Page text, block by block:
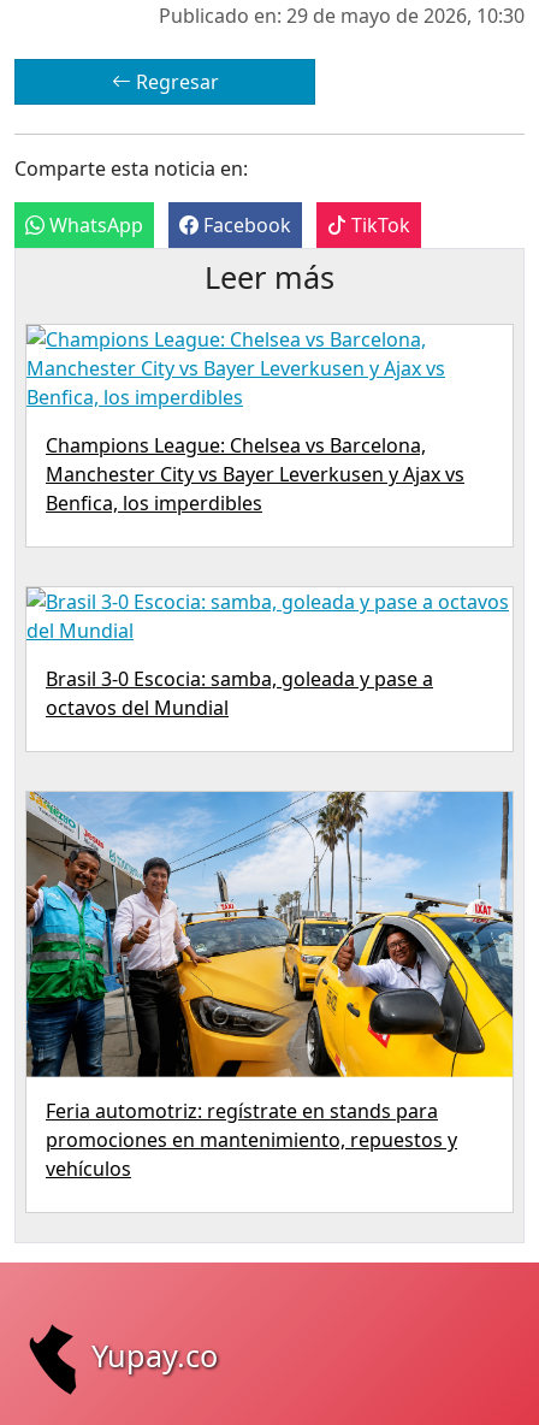
Publicado en: 29 de mayo de 2026, 10:30
Regresar
Comparte esta noticia en:
WhatsApp Facebook TikTok
Leer más
Champions League: Chelsea vs Barcelona,
Manchester City vs Bayer Leverkusen y Ajax vs
Benfica, los imperdibles
Brasil 3-0 Escocia: samba, goleada y pase a
octavos del Mundial
Feria automotriz: regístrate en stands para
promociones en mantenimiento, repuestos y
vehículos
Yupay.co